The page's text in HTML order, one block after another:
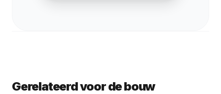
Gerelateerd voor de bouw